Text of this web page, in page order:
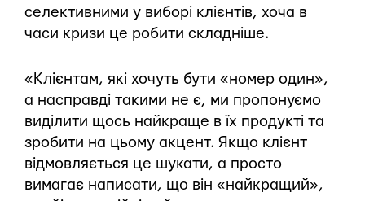
селективними у виборі клієнтів, хоча в
часи кризи це робити складніше.
«Клієнтам, які хочуть бути «номер один»,
а насправді такими не є, ми пропонуємо
виділити щось найкраще в їх продукті та
зробити на цьому акцент. Якщо клієнт
відмовляється це шукати, а просто
вимагає написати, що він «найкращий»,